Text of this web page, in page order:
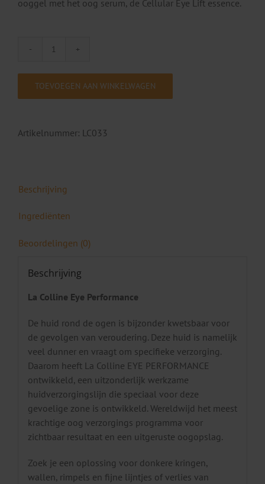
ooggel met het oog serum, de Cellular Eye Lift essence.
La
Cellular
Vital
TOEVOEGEN AAN WINKELWAGEN
Artikelnummer: LC033
Beschrijving
Ingrediënten
Beoordelingen (0)
Beschrijving
La Colline Eye Performance
De huid rond de ogen is bijzonder kwetsbaar voor
de gevolgen van veroudering. Deze huid is namelijk
veel dunner en vraagt om specifieke verzorging.
Daarom heeft La Colline EYE PERFORMANCE
ontwikkeld, een uitzonderlijk werkzame
huidverzorgingslijn die speciaal voor deze
gevoelige zone is ontwikkeld. Wereldwijd het meest
krachtige oog verzorgings programma voor
zichtbaar resultaat en een uitgeruste oogopslag.
Zoek je een oplossing voor donkere kringen,
wallen, rimpels en fijne lijntjes of verlies van